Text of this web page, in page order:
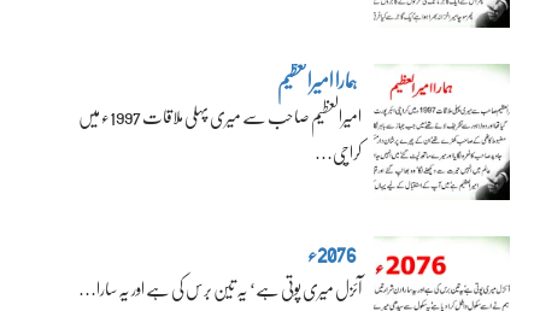
ہمارا امیرالعظیم
امیرالعظیم صاحب سے میری پہلی ملاقات 1997ء میں
کراچی…
2076ء
آئزل میری پوتی ہے‘ یہ تین برس کی ہے اور یہ سارا…